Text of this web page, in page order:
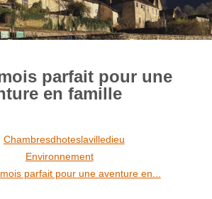
parfait pour une
en famille
Chambresdhoteslavilledieu
Environnement
parfait pour une aventure en...